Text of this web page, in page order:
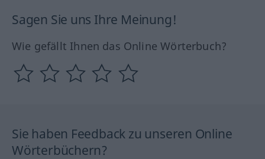
Sagen Sie uns Ihre Meinung!
Wie gefällt Ihnen das Online Wörterbuch?
Sie haben Feedback zu unseren Online
Wörterbüchern?